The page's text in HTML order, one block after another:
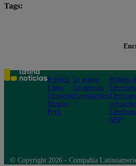
Tags:
Política
Lima
Deportes
Mundo
Perú
Te ayudo
Tendencias
Espectáculos
Política
Términos
APP
© Copyright 2026 - Compañía